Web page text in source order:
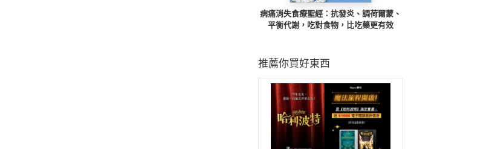
病痛消失食療聖經：抗發炎、調荷爾蒙、
平衡代謝，吃對食物，比吃藥更有效
推薦你買好東西